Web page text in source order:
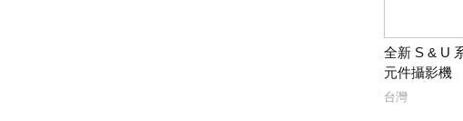
全新 S & U
元件攝影機
台灣